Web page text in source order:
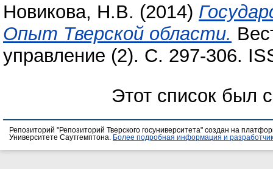
Новикова, Н.В. (2014)
Опыт Тверской области.
управление (2). С. 297-306.
Этот список был
Репозиторий "Репозиторий Тверского госуниверситета" создан на
Университете Саутгемптона.
Более подробная информация и